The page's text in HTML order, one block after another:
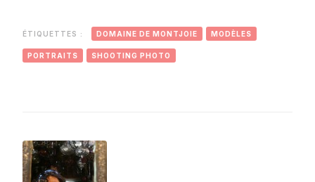
ÉTIQUETTES : DOMAINE DE MONTJOIE MODÈLES
PORTRAITS SHOOTING PHOTO